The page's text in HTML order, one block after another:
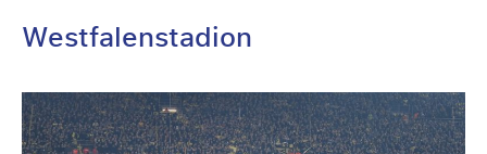
Westfalenstadion